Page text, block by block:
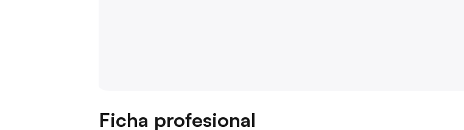
Ficha profesional